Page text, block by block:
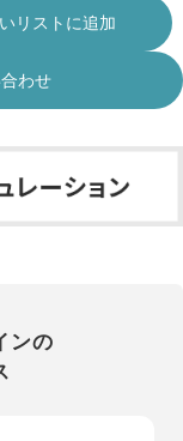
リストに追加
わせ
ンの